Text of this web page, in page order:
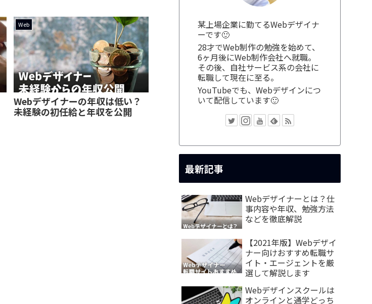
Web
Webデザイナーの年収は低い？
未経験の初任給と年収を公開
某上場企業に勤てるWebデザイナ
ーです🙂
28才でWeb制作の勉強を始めて、
6ヶ月後にWeb制作会社へ就職。
その後、自社サービス系の会社に
転職して現在に至る。
YouTubeでも、Webデザインにつ
いて配信しています🙂
最新記事
Webデザイナーとは？仕
事内容や年収、勉強方法
などを徹底解説
【2021年版】Webデザイ
ナー向けおすすめ転職サ
イト・エージェントを厳
選して解説します
Webデザインスクールは
オンラインと通学どっち